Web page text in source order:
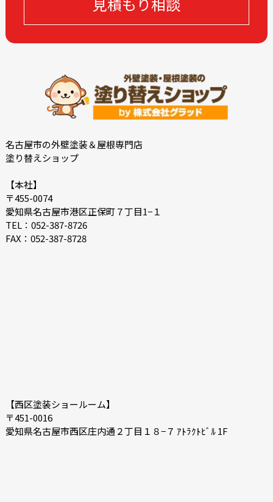
2022-10
2022-09
2022-08
2022-07
2022-06
2022-03
2022-02
2021-09
2021-08
2021-02
2021-01
2020-11
2020-08
2018-10
名古屋市の外壁塗装＆屋根専門店
塗り替えショップ
【本社】
〒455-0074
愛知県名古屋市港区正保町７丁目1−１
TEL：052-387-8726
FAX：052-387-8728
【西区塗装ショールーム】
〒451-0016
愛知県名古屋市西区庄内通２丁目１８−７ ｱﾄﾗｸﾄﾋﾞﾙ 1F